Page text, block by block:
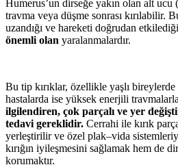
Humerus’un dirseğe yakın olan alt
travma veya düşme sonrası kırılabilir.
uzandığı ve hareketi doğrudan
önemli olan yaralanmalardır.
Bu tip kırıklar, özellikle yaşlı
hastalarda ise yüksek enerjili
ilgilendiren, çok parçalı ve yer
tedavi gereklidir. Cerrahi ile kırık
yerleştirilir ve özel plak–vida
kırığın iyileşmesini sağlamak hem de
korumaktır.